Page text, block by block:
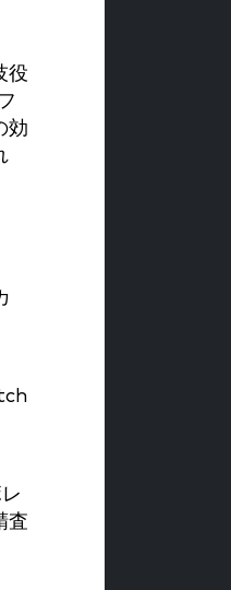
役
効
査